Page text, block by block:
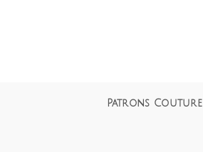
Patrons Couture